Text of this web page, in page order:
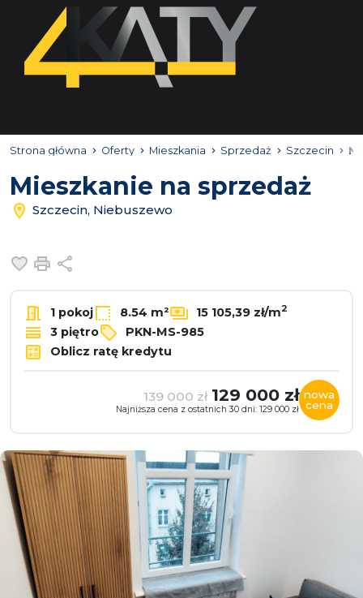
Strona główna Oferty Mieszkania Sprzedaż Szczecin
Mieszkanie na sprzedaż
Szczecin, Niebuszewo
Dodaj do ulubionych
Drukuj
1 pokoj 8.54 m² 15 105,39 zł/m2
3 piętro
PKN-MS-985
Oblicz ratę kredytu
139 000 zł 129 000 zł
Najniższa cena z ostatnich 30 dni: 129 000 zł
nowa
cena